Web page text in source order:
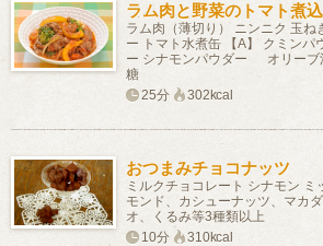
ラム肉と野菜のトマト煮
ラム肉（薄切り） ニンニク 玉ね
ー トマト水煮缶 【A】 クミンパ
ー シナモンパウダー オリーブ
糖
25分
302kcal
おつまみチョコナッツ
ミルクチョコレート シナモン
モンド、カシューナッツ、マカ
オ、くるみ等3種類以上
10分
310kcal